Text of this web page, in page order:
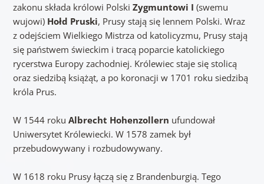
zakonu składa królowi Polski Zygmuntowi I (swemu
wujowi) Hołd Pruski, Prusy stają się lennem Polski. Wraz
z odejściem Wielkiego Mistrza od katolicyzmu, Prusy stają
się państwem świeckim i tracą poparcie katolickiego
rycerstwa Europy zachodniej. Królewiec staje się stolicą
oraz siedzibą książąt, a po koronacji w 1701 roku siedzibą
króla Prus.
W 1544 roku Albrecht Hohenzollern ufundował
Uniwersytet Królewiecki. W 1578 zamek był
przebudowywany i rozbudowywany.
W 1618 roku Prusy łączą się z Brandenburgią. Tego